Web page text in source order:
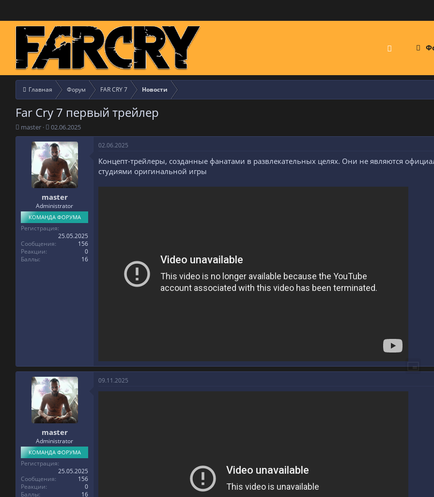
Главная Форум FAR CRY 7 Новости
Far Cry 7 первый трейлер
А
в
master
Д
а
т
а
н
а
ч
а
л
а
02.06.2025
master
Administrator
КОМАНДА ФОРУМА
Регистрация
25.05.2025
Сообщения
156
Реакции
0
Баллы
16
02.06.2025
Концепт-трейлеры, созданные фанатами в развлекательных целях. Они не являются
студиями оригинальной игры
master
Administrator
КОМАНДА ФОРУМА
Регистрация
25.05.2025
Сообщения
156
Реакции
0
Баллы
16
09.11.2025